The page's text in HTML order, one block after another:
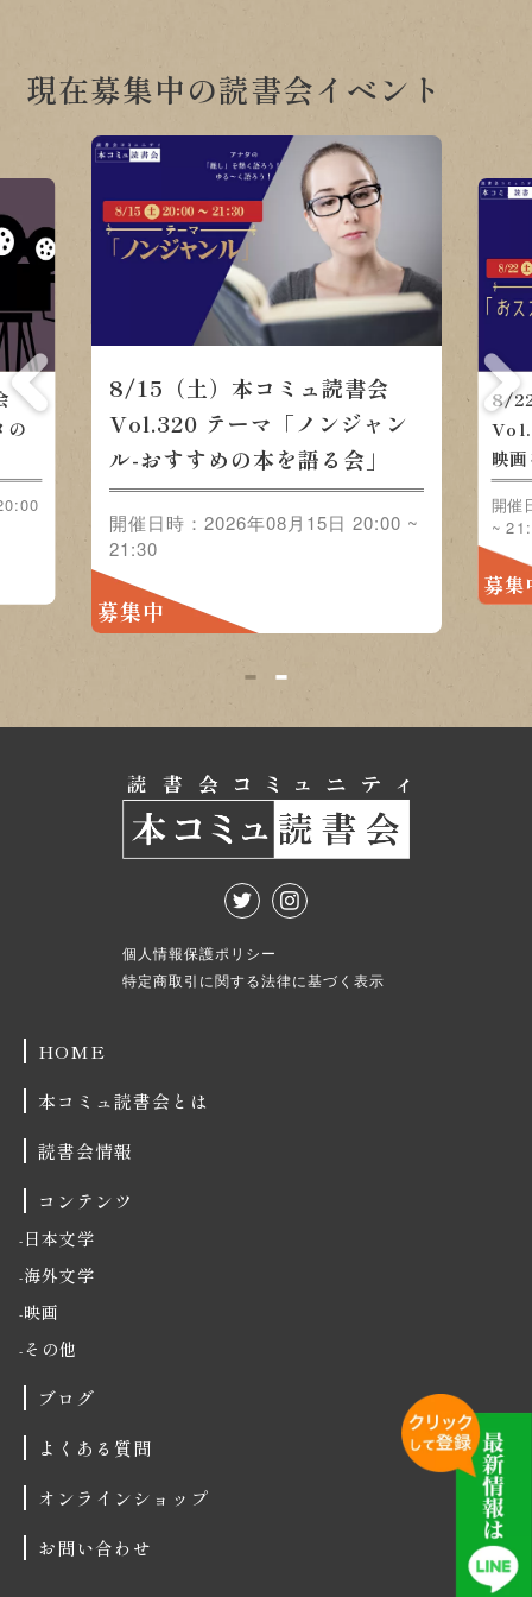
現在募集中の読書会イベント
の
8/15（土）本コミュ読書会
Vol.320 テーマ「ノンジャン
ル-おすすめの本を語る会」
開催日時：2026年08月15日 20:00 ~
21:30
募集中
8/
映
開催
~
募集
1 2
個人情報保護ポリシー
特定商取引に関する法律に基づく表示
HOME
本コミュ読書会とは
読書会情報
コンテンツ
日本文学
海外文学
映画
その他
ブログ
よくある質問
オンラインショップ
お問い合わせ